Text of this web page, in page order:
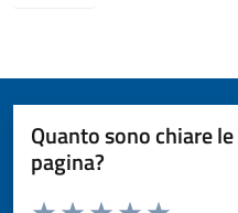
Quanto sono chiare
pagina?
Valuta da 1 a 5 stelle la pagina